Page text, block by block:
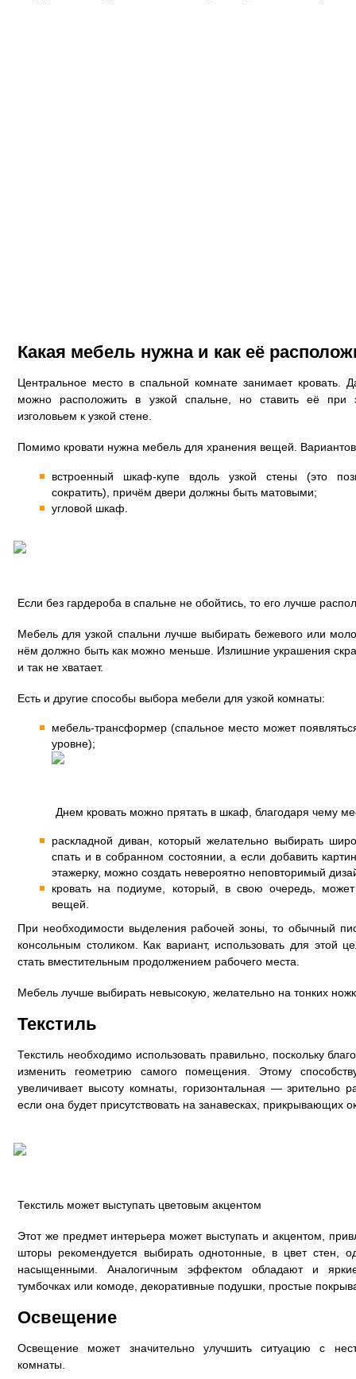
Какая мебель нужна и как её
Центральное место в спальной комнате занимает кровать.
можно расположить в узкой спальне, но ставить её при
изголовьем к узкой стене.
Помимо кровати нужна мебель для хранения вещей. Вариантов
встроенный шкаф-купе вдоль узкой стены (это
сократить), причём двери должны быть матовыми;
угловой шкаф.
Если без гардероба в спальне не обойтись, то его лучше
Мебель для узкой спальни лучше выбирать бежевого или
нём должно быть как можно меньше. Излишние украшения
и так не хватает.
Есть и другие способы выбора мебели для узкой комнаты:
мебель-трансформер (спальное место может
уровне);
Днем кровать можно прятать в шкаф, благодаря чему
раскладной диван, который желательно выбирать
спать и в собранном состоянии, а если добавить
этажерку, можно создать невероятно неповторимый
кровать на подиуме, который, в свою очередь,
вещей.
При необходимости выделения рабочей зоны, то обычный
консольным столиком. Как вариант, использовать для этой
стать вместительным продолжением рабочего места.
Мебель лучше выбирать невысокую, желательно на тонких
Текстиль
Текстиль необходимо использовать правильно, поскольку
изменить геометрию самого помещения. Этому
увеличивает высоту комнаты, горизонтальная — зрительно
если она будет присутствовать на занавесках, прикрывающих
Текстиль может выступать цветовым акцентом
Этот же предмет интерьера может выступать и акцентом,
шторы рекомендуется выбирать однотонные, в цвет стен,
насыщенными. Аналогичным эффектом обладают и
тумбочках или комоде, декоративные подушки, простые
Освещение
Освещение может значительно улучшить ситуацию с
комнаты.